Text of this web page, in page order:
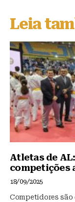
s
k
y
Leia
Atletas de
competições
18/09/2025
Competidores são